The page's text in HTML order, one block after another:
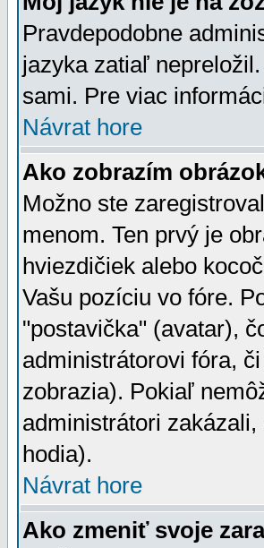
Pravdepodobne
jazyka zatiaľ
sami. Pre viac
Návrat hore
Ako zobrazím
Možno ste
menom. Ten prvý je
hviezdičiek alebo
Vašu pozíciu vo fóre.
"postavička" (avatar),
administrátorovi fóra,
zobrazia). Pokiaľ
administrátori
hodia).
Návrat hore
Ako zmeniť svoje